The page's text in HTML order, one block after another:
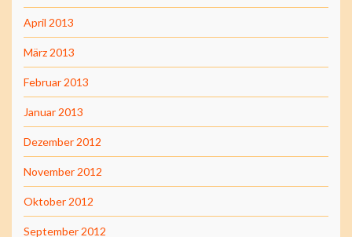
April 2013
März 2013
Februar 2013
Januar 2013
Dezember 2012
November 2012
Oktober 2012
September 2012